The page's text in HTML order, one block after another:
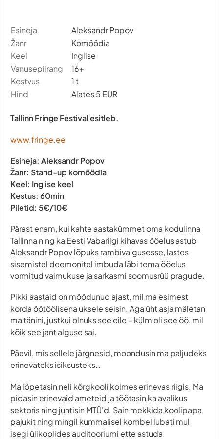
Esineja
Aleksandr Popov
Žanr
Komöödia
Keel
Inglise
Vanusepiirang
16+
Kestvus
1 t
Hind
Alates 5 EUR
Tallinn Fringe Festival esitleb.
www.fringe.ee
Esineja: Aleksandr Popov
Žanr: Stand-up komöödia
Keel: Inglise keel
Kestus: 60min
Piletid: 5€/10€
Pärast enam, kui kahte aastakümmet oma kodulinna
Tallinna ning ka Eesti Vabariigi kihavas ööelus astub
Aleksandr Popov lõpuks rambivalgusesse, lastes
sisemistel deemonitel imbuda läbi tema ööelus
vormitud vaimukuse ja sarkasmi soomusrüü pragude.
Pikki aastaid on möödunud ajast, mil ma esimest
korda öötöölisena uksele seisin. Aga üht asja mäletan
ma tänini, justkui olnuks see eile – külm oli see öö, mil
kõik see jant alguse sai.
Päevil, mis sellele järgnesid, moondusin ma paljudeks
erinevateks isiksusteks…
Ma lõpetasin neli kõrgkooli kolmes erinevas riigis. Ma
pidasin erinevaid ameteid ja töötasin ka avalikus
sektoris ning juhtisin MTÜ'd. Sain mekkida koolipapa
pajukit ning mingil kummalisel kombel lubati mul
isegi ülikoolides auditooriumi ette astuda.